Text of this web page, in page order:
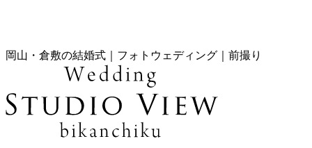
岡山・倉敷の結婚式｜フォトウェディング｜前撮り